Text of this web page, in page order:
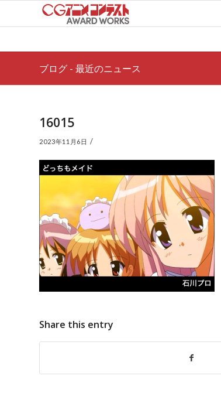
ブログ - 最近のニュース
16015
2023年11月6日 /
Share this entry